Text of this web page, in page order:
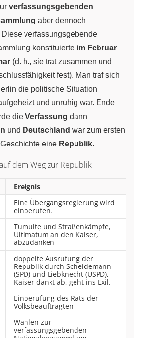
verfassungsgebenden
aber dennoch
verfassungsgebende
konstituierte im Februar
(d. h., sie trat zusammen und
fest). Man traf sich
die politische Situation
und unruhig war. Ende
die Verfassung dann
und Deutschland war zum ersten
eine Republik.
dem Weg zur Republik
Ereignis
Eine Übergangsregierung wird
einberufen.
Tumulte und Straßenkämpfe,
Ultimatum an den Kaiser,
abzudanken
doppelte Ausrufung der
Republik durch Scheidemann
(SPD) und Liebknecht (USPD),
Kaiser dankt ab, geht ins Exil.
Einberufung des Rats der
Volksbeauftragten
Wahlen zur
verfassungsgebenden